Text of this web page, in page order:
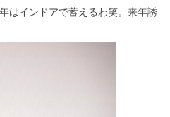
はインドアで蓄えるわ笑。来年誘